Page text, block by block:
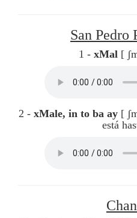
San Pedro
1 - xMal [
2 - xMale, in to ba ay [
está